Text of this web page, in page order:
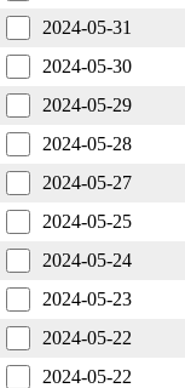
2024-05-31
2024-05-30
2024-05-29
2024-05-28
2024-05-27
2024-05-25
2024-05-24
2024-05-23
2024-05-22
2024-05-22